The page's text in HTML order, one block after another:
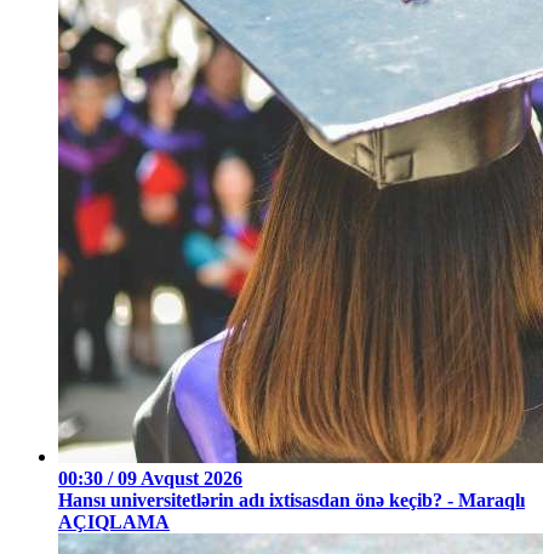
00:30 / 09 Avqust 2026
Hansı universitetlərin adı ixtisasdan önə keçib? - Maraqlı
AÇIQLAMA